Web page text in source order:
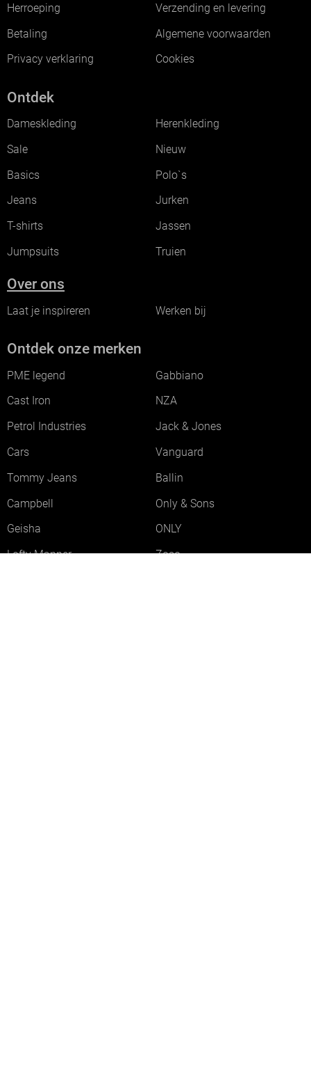
Herroeping
Verzending en levering
Betaling
Algemene voorwaarden
Privacy verklaring
Cookies
Ontdek
Dameskleding
Herenkleding
Sale
Nieuw
Basics
Polo`s
Jeans
Jurken
T-shirts
Jassen
Jumpsuits
Truien
Over ons
Laat je inspireren Werken bij
Ontdek onze merken
PME legend
Gabbiano
Cast Iron
NZA
Petrol Industries
Jack & Jones
Cars
Vanguard
Tommy Jeans
Ballin
Campbell
Only & Sons
Geisha
ONLY
Lofty Manner
Zoso